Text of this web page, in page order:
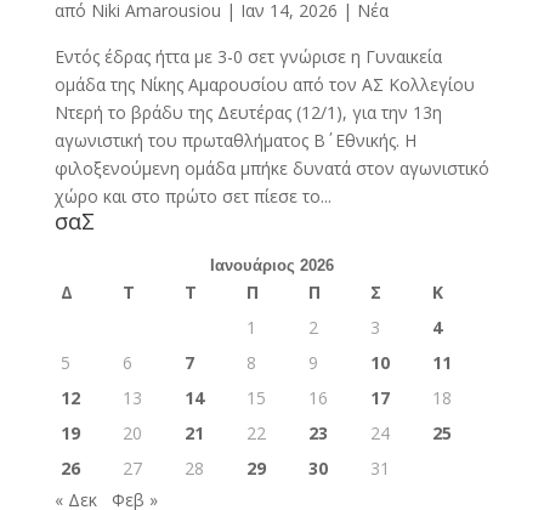
από Niki Amarousiou | Ιαν 14, 2026 | Νέα
Εντός έδρας ήττα με 3-0 σετ γνώρισε η Γυναικεία
ομάδα της Νίκης Αμαρουσίου από τον ΑΣ Κολλεγίου
Ντερή το βράδυ της Δευτέρας (12/1), για την 13η
αγωνιστική του πρωταθλήματος Β΄ Εθνικής. Η
φιλοξενούμενη ομάδα μπήκε δυνατά στον αγωνιστικό
χώρο και στο πρώτο σετ πίεσε το...
σαΣ
Ιανουάριος 2026
Δ Τ Τ Π Π Σ
Κ
1
2 3
4
5
6 7 8 9 10
11
12
13 14 15 16 17
18
19
20 21 22 23 24
25
26
27 28 29 30
31
« Δεκ
Φεβ »